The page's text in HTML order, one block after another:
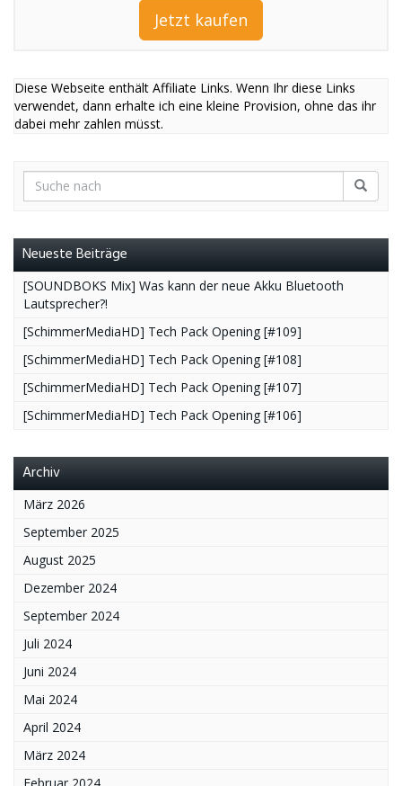
Jetzt kaufen
Diese Webseite enthält Affiliate Links. Wenn Ihr diese Links
verwendet, dann erhalte ich eine kleine Provision, ohne das ihr
dabei mehr zahlen müsst.
Neueste Beiträge
[SOUNDBOKS Mix] Was kann der neue Akku Bluetooth
Lautsprecher?!
[SchimmerMediaHD] Tech Pack Opening [#109]
[SchimmerMediaHD] Tech Pack Opening [#108]
[SchimmerMediaHD] Tech Pack Opening [#107]
[SchimmerMediaHD] Tech Pack Opening [#106]
Archiv
März 2026
September 2025
August 2025
Dezember 2024
September 2024
Juli 2024
Juni 2024
Mai 2024
April 2024
März 2024